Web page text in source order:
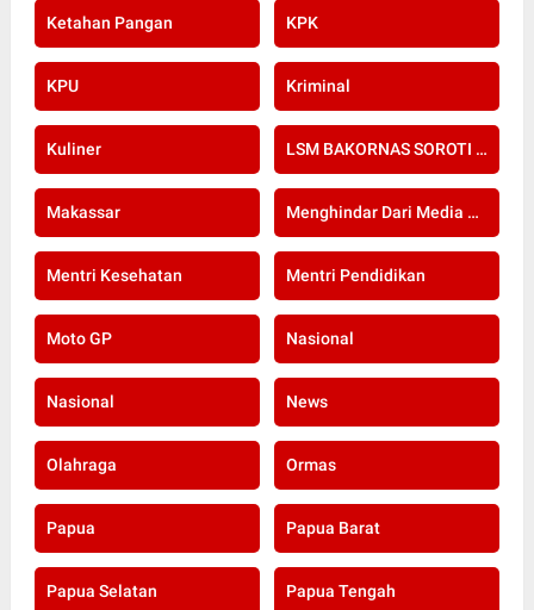
Ketahan Pangan KPK
KPU Kriminal
Kuliner LSM BAKORNAS SOROTI RE-SERTIFIKASI KOMPETENSI APOTEKER YANG DI SELENGGARAKAN OLEH KOLEGIUM FARMASI
Makassar Menghindar Dari Media Setelah Terbongkar Kasus Dugaan Gratifikasi Komisioner KPU Kota Bogor
Mentri Kesehatan Mentri Pendidikan
Moto GP Nasional
Nasional News
Olahraga Ormas
Papua Papua Barat
Papua Selatan Papua Tengah